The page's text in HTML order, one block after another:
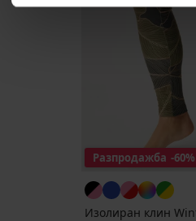
Разпродажба -60%
Изолиран клин